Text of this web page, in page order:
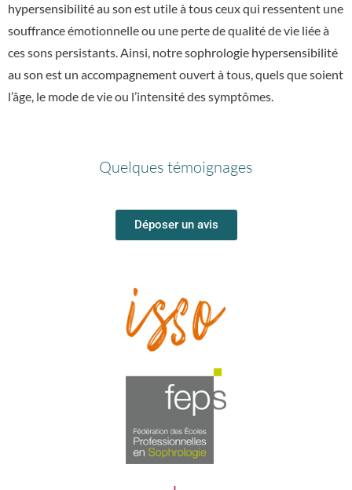
hypersensibilité au son est utile à tous ceux qui ressentent une
souffrance émotionnelle ou une perte de qualité de vie liée à
ces sons persistants. Ainsi, notresophrologie hypersensibilité
au son est un accompagnement ouvert à tous, quels que soient
l’âge, le mode de vie ou l’intensité des symptômes.
Quelques témoignages
Déposer un avis